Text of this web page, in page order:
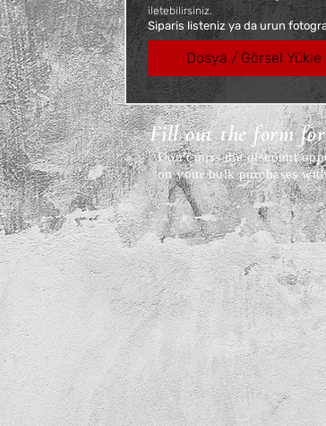
iletebilirsiniz.
Siparis listeniz ya da urun
Dosya / Görsel Yükle
Fill out the form
Don't miss the discount
on your bulk purchases